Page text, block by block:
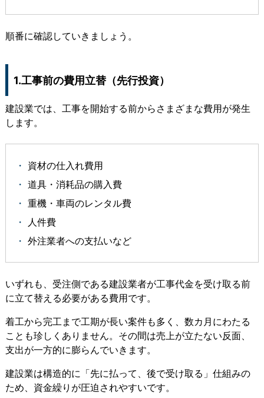
順番に確認していきましょう。
1.工事前の費用立替（先行投資）
建設業では、工事を開始する前からさまざまな費用が発生
します。
資材の仕入れ費用
道具・消耗品の購入費
重機・車両のレンタル費
人件費
外注業者への支払いなど
いずれも、受注側である建設業者が工事代金を受け取る前
に立て替える必要がある費用です。
着工から完工まで工期が長い案件も多く、数カ月にわたる
ことも珍しくありません。その間は売上が立たない反面、
支出が一方的に膨らんでいきます。
建設業は構造的に 「先に払って、後で受け取る」仕組みの
ため、資金繰りが圧迫されやすいです。